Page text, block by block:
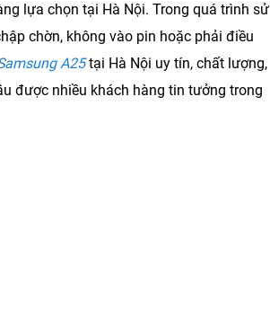
lựa chọn tại Hà Nội. Trong quá trình sử
chờn, không vào pin hoặc phải điều
A25tại Hà Nội uy tín, chất lượng,
được nhiều khách hàng tin tưởng trong